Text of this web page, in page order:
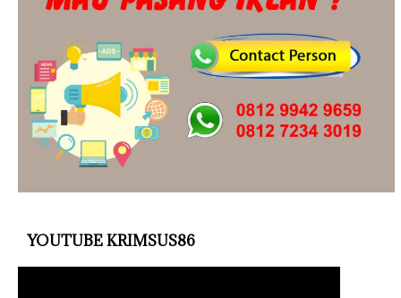
YOUTUBE KRIMSUS86